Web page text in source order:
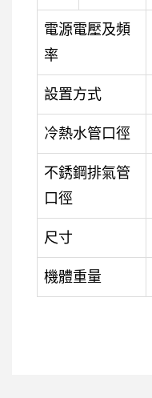
電源電壓及頻
率
設置方式
冷熱水管口徑
不銹鋼排氣管
口徑
尺寸
機體重量